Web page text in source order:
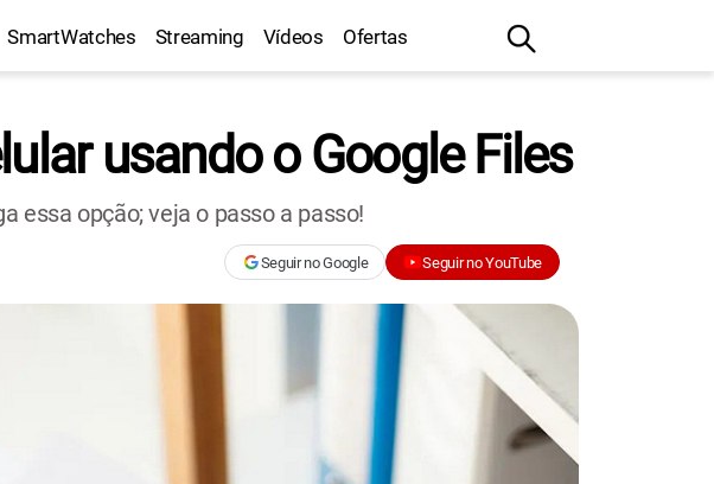
SmartWatches Streaming Vídeos Ofertas
usando o Google Files
essa opção; veja o passo a passo!
Seguir no Google Seguir no YouTube